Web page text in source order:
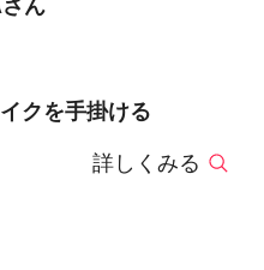
ん
クを手掛ける
詳しくみる